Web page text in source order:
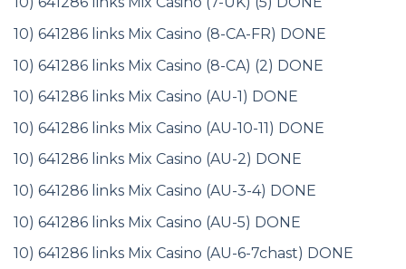
10) 641286 links Mix Casino (8-CA-FR) DONE
10) 641286 links Mix Casino (8-CA) (2) DONE
10) 641286 links Mix Casino (AU-1) DONE
10) 641286 links Mix Casino (AU-10-11) DONE
10) 641286 links Mix Casino (AU-2) DONE
10) 641286 links Mix Casino (AU-3-4) DONE
10) 641286 links Mix Casino (AU-5) DONE
10) 641286 links Mix Casino (AU-6-7chast) DONE